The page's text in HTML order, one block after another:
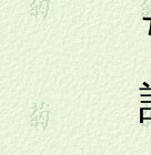
ちや
誰か